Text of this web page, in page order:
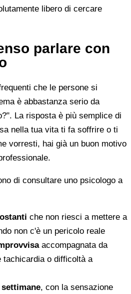
libero di cercare
parlare con
che le persone si
è abbastanza serio da
La risposta è più semplice di
nella tua vita ti fa soffrire o ti
vorresti, hai già un buon motivo
di consultare uno psicologo a
che non riesci a mettere a
non c'è un pericolo reale
accompagnata da
o difficoltà a
, con la sensazione